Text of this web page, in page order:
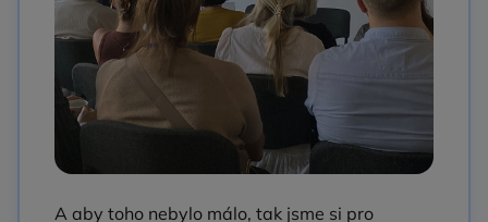
A aby toho nebylo málo, tak jsme si pro